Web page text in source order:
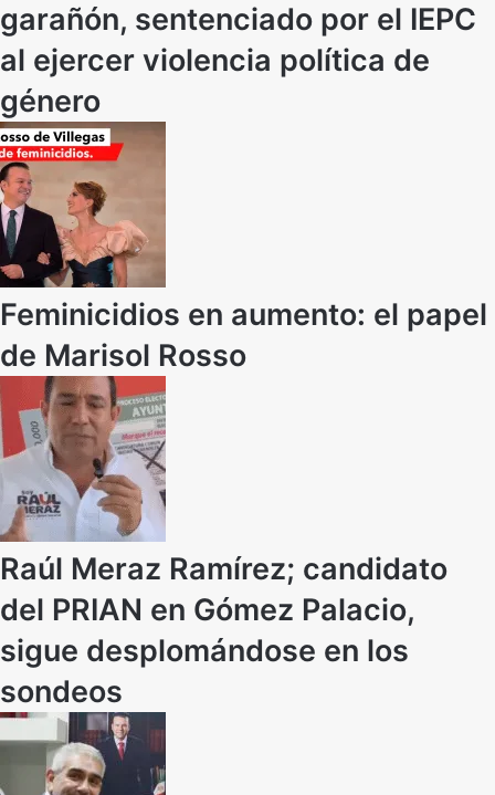
garañón, sentenciado por el IEPC
al ejercer violencia política de
género
Feminicidios en aumento: el papel
de Marisol Rosso
Raúl Meraz Ramírez; candidato
del PRIAN en Gómez Palacio,
sigue desplomándose en los
sondeos